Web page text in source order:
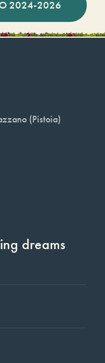
2024-2026
(Pistoia)
dreams